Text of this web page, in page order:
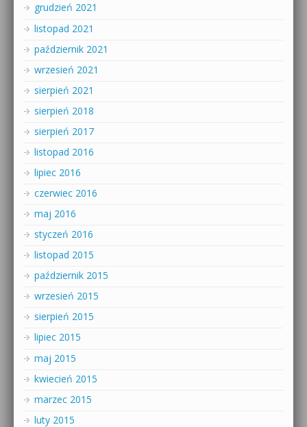
grudzień 2021
listopad 2021
październik 2021
wrzesień 2021
sierpień 2021
sierpień 2018
sierpień 2017
listopad 2016
lipiec 2016
czerwiec 2016
maj 2016
styczeń 2016
listopad 2015
październik 2015
wrzesień 2015
sierpień 2015
lipiec 2015
maj 2015
kwiecień 2015
marzec 2015
luty 2015